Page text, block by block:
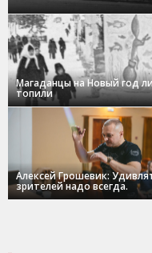
Магаданцы на Новый год
топили
Алексей Грошевик:
зрителей надо всегда.